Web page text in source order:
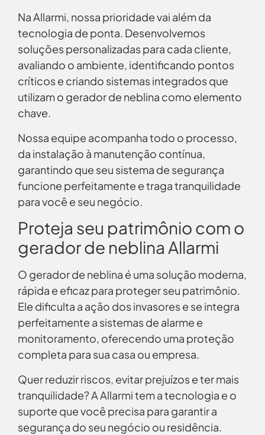
Na Allarmi, nossa prioridade vai além da
tecnologia de ponta. Desenvolvemos
soluções personalizadas para cada cliente,
avaliando o ambiente, identificando pontos
críticos e criando sistemas integrados que
utilizam o gerador de neblina como elemento
chave.
Nossa equipe acompanha todo o processo,
da instalação à manutenção contínua,
garantindo que seu sistema de segurança
funcione perfeitamente e traga tranquilidade
para você e seu negócio.
Proteja seu patrimônio com o
gerador de neblina Allarmi
O gerador de neblina é uma solução moderna,
rápida e eficaz para proteger seu patrimônio.
Ele dificulta a ação dos invasores e se integra
perfeitamente a sistemas de alarme e
monitoramento, oferecendo uma proteção
completa para sua casa ou empresa.
Quer reduzir riscos, evitar prejuízos e ter mais
tranquilidade? A Allarmi tem a tecnologia e o
suporte que você precisa para garantir a
segurança do seu negócio ou residência.